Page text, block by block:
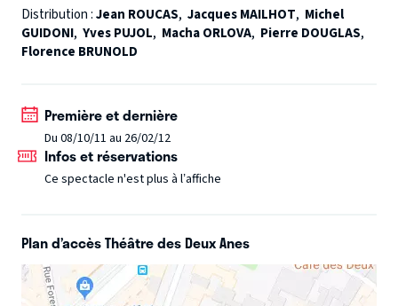
Irrésistible...
Distribution :Jean ROUCAS, Jacques MAILHOT, Michel
GUIDONI, Yves PUJOL, Macha ORLOVA, Pierre DOUGLAS,
Florence BRUNOLD
Première et dernière
Du 08/10/11 au 26/02/12
Infos et réservations
Ce spectacle n'est plus à l’affiche
Plan d’accès Théâtre des Deux Anes